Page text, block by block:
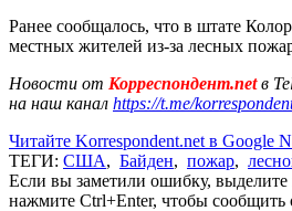
Ранее сообщалось, что в штате
местных жителей из-за лесных
Новости от Корреспондент.netв
на наш канал https://t.me/
Читайте Korrespondent.net в Google
ТЕГИ: США, Байден, пожар,
Если вы заметили ошибку, выделите
нажмите Ctrl+Enter, чтобы сообщить